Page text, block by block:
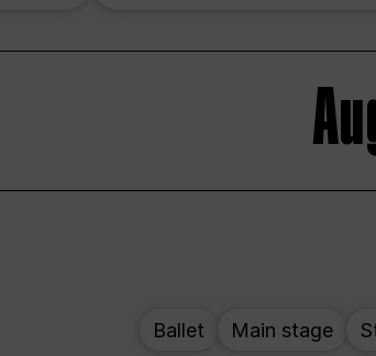
Ballet Main stage